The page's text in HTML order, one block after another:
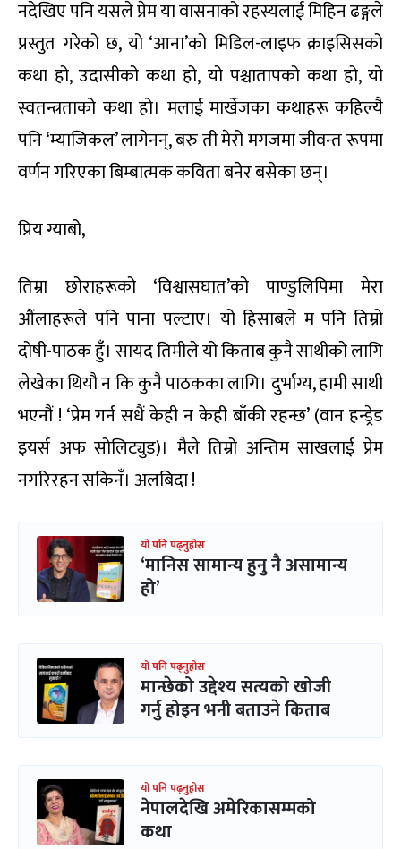
नदेखिए पनि यसले प्रेम या वासनाको रहस्यलाई मिहिन ढङ्गले
प्रस्तुत गरेको छ, यो ‘आना’को मिडिल-लाइफ क्राइसिसको
कथा हो, उदासीको कथा हो, यो पश्चातापको कथा हो, यो
स्वतन्त्रताको कथा हो। मलाई मार्खेजका कथाहरू कहिल्यै
पनि ‘म्याजिकल’ लागेनन्, बरु ती मेरो मगजमा जीवन्त रूपमा
वर्णन गरिएका बिम्बात्मक कविता बनेर बसेका छन्।
प्रिय ग्याबो,
तिम्रा छोराहरूको ‘विश्वासघात’को पाण्डुलिपिमा मेरा
औंलाहरूले पनि पाना पल्टाए। यो हिसाबले म पनि तिम्रो
दोषी-पाठक हुँ। सायद तिमीले यो किताब कुनै साथीको लागि
लेखेका थियौ न कि कुनै पाठकका लागि। दुर्भाग्य, हामी साथी
भएनौं ! ‘प्रेम गर्न सधैं केही न केही बाँकी रहन्छ’ (वान हन्ड्रेड
इयर्स अफ सोलिट्युड)। मैले तिम्रो अन्तिम साखलाई प्रेम
नगरिरहन सकिनँ। अलबिदा !
यो पनि पढ्नुहोस
‘मानिस सामान्य हुनु नै असामान्य
हो’
यो पनि पढ्नुहोस
मान्छेको उद्देश्य सत्यको खोजी
गर्नु होइन भनी बताउने किताब
यो पनि पढ्नुहोस
नेपालदेखि अमेरिकासम्मको
कथा